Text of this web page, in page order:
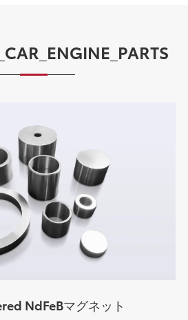
NdFeBマグネット